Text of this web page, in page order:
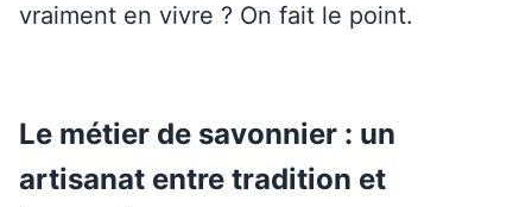
vraiment en vivre ? On fait le point.
Le métier de savonnier : un
artisanat entre tradition et